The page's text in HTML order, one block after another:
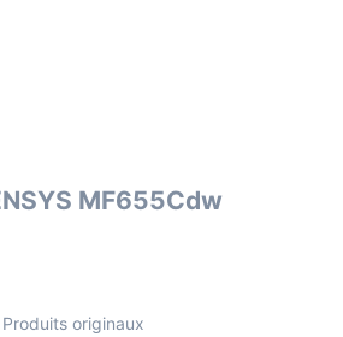
MF655Cdw
Produits originaux